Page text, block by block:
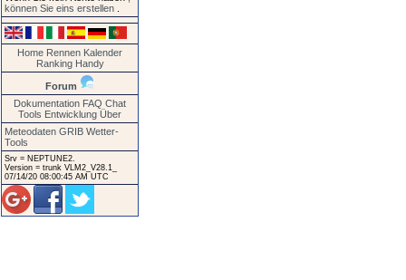
können Sie eins erstellen
Home Rennen Kalender
Ranking Handy
Forum
Dokumentation FAQ Chat
Tools Entwicklung Über
Meteodaten GRIB Wetter-
Tools
Srv = NEPTUNE2.
Version = trunk VLM2_V28.1_
07/14/20 08:00:45 AM UTC